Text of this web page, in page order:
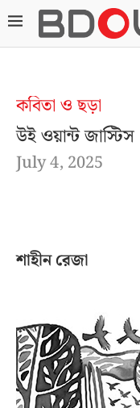
কবিতা ও ছড়া
উই ওয়ান্ট জাস্টিস
July 4, 2025
শাহীন রেজা